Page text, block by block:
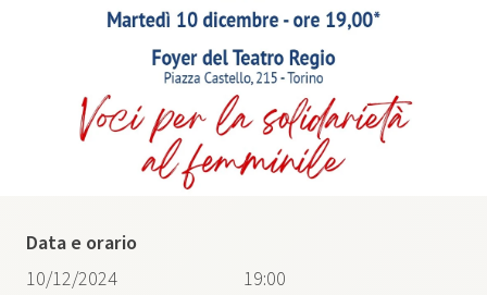
Data e orario
10/12/2024
19:00